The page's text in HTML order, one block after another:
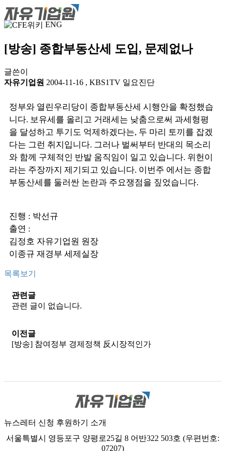
ENG
[방송] 종합부동산세 도입, 문제없나
글쓴이
자유기업원 2004-11-16 , KBS1TV 일요진단
정부와 열린우리당이 종합부동산세 시행안을 확정했습
니다. 보유세를 올리고 거래세는 낮춤으로써 과세형평
을 달성하고 투기도 억제하겠다는, 두 마리 토끼를 잡겠
다는 그런 취지입니다. 그러나 벌써부터 반대의 목소리
와 함께 구체적인 반발 움직임이 일고 있습니다. 위헌이
라는 주장까지 제기되고 있습니다. 이번주 에서는 종합
부동산세를 둘러싼 논란과 주요쟁점을 짚었습니다.
진행 : 박선규
출연 :
김정호 자유기업원 원장
이종규 재경부 세제실장
목록보기
관련글
관련 글이 없습니다.
이전글
[방송] 참여정부 경제정책 反시장적인가
뉴스레터 신청 후원하기
소개
서울특별시 영등포구 양평로25길 8 어반322 503호 (우편번호:
07207)